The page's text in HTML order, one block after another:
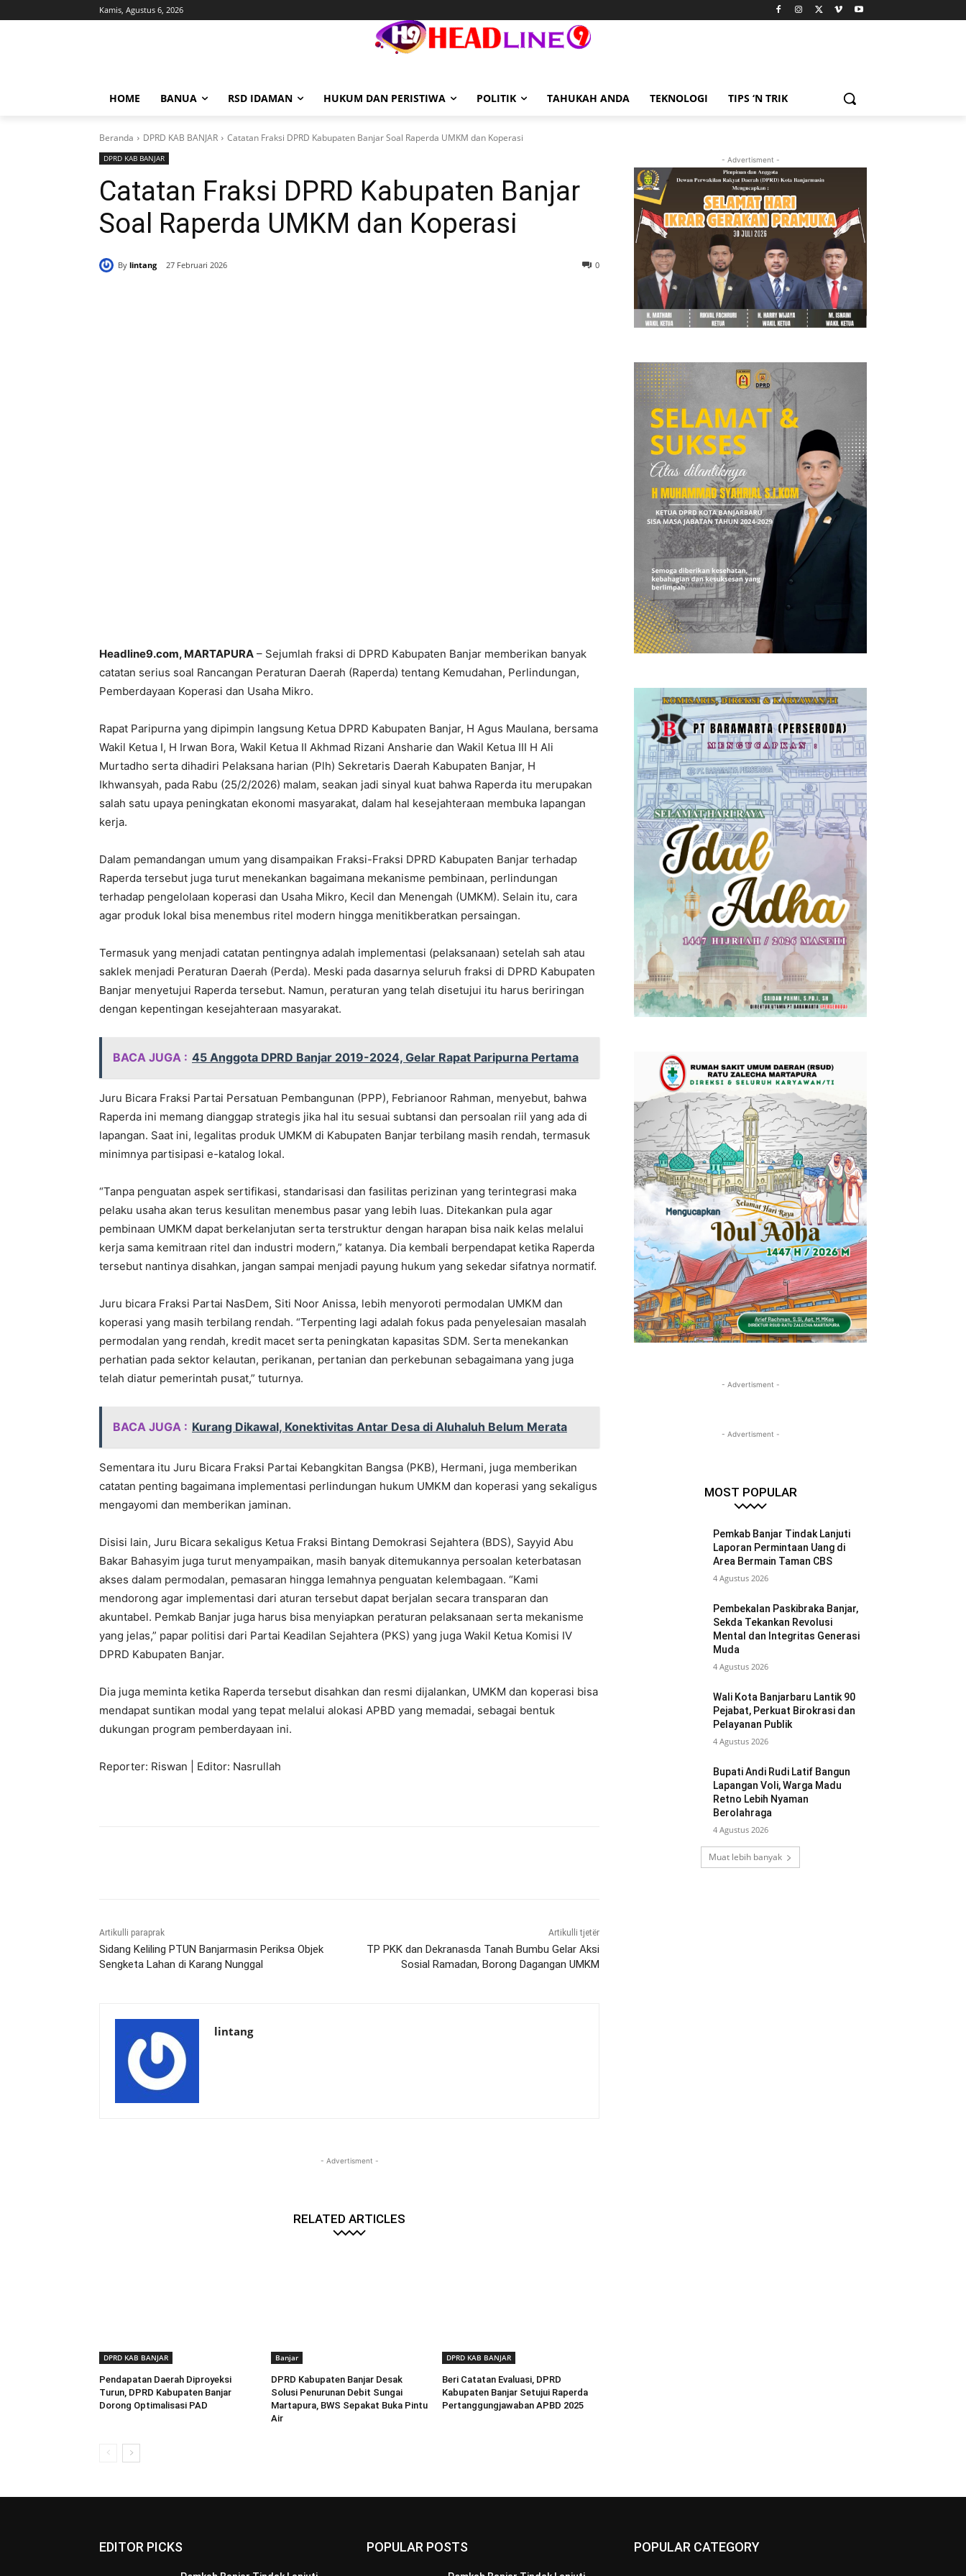
Kamis, Agustus 6, 2026
HOME BANUA RSD IDAMAN HUKUM DAN PERISTIWA POLITIK TAHUKAH ANDA TEKNOLOGI TIPS ‘N TRIK
Beranda DPRD KAB BANJAR Catatan Fraksi DPRD Kabupaten Banjar Soal Raperda UMKM dan Koperasi
DPRD KAB BANJAR
Catatan Fraksi DPRD Kabupaten Banjar
Soal Raperda UMKM dan Koperasi
By lintang 27 Februari 2026 0
Headline9.com, MARTAPURA – Sejumlah fraksi di DPRD Kabupaten Banjar memberikan banyak
catatan serius soal Rancangan Peraturan Daerah (Raperda) tentang Kemudahan, Perlindungan,
Pemberdayaan Koperasi dan Usaha Mikro.
Rapat Paripurna yang dipimpin langsung Ketua DPRD Kabupaten Banjar, H Agus Maulana, bersama
Wakil Ketua I, H Irwan Bora, Wakil Ketua II Akhmad Rizani Ansharie dan Wakil Ketua III H Ali
Murtadho serta dihadiri Pelaksana harian (Plh) Sekretaris Daerah Kabupaten Banjar, H
Ikhwansyah, pada Rabu (25/2/2026) malam, seakan jadi sinyal kuat bahwa Raperda itu merupakan
salah satu upaya peningkatan ekonomi masyarakat, dalam hal kesejahteraan membuka lapangan
kerja.
Dalam pemandangan umum yang disampaikan Fraksi-Fraksi DPRD Kabupaten Banjar terhadap
Raperda tersebut juga turut menekankan bagaimana mekanisme pembinaan, perlindungan
terhadap pengelolaan koperasi dan Usaha Mikro, Kecil dan Menengah (UMKM). Selain itu, cara
agar produk lokal bisa menembus ritel modern hingga menitikberatkan persaingan.
Termasuk yang menjadi catatan pentingnya adalah implementasi (pelaksanaan) setelah sah atau
saklek menjadi Peraturan Daerah (Perda). Meski pada dasarnya seluruh fraksi di DPRD Kabupaten
Banjar menyetujui Raperda tersebut. Namun, peraturan yang telah disetujui itu harus beriringan
dengan kepentingan kesejahteraan masyarakat.
BACA JUGA : 45 Anggota DPRD Banjar 2019-2024, Gelar Rapat Paripurna Pertama
Juru Bicara Fraksi Partai Persatuan Pembangunan (PPP), Febrianoor Rahman, menyebut, bahwa
Raperda ini memang dianggap strategis jika hal itu sesuai subtansi dan persoalan riil yang ada di
lapangan. Saat ini, legalitas produk UMKM di Kabupaten Banjar terbilang masih rendah, termasuk
minimnya partisipasi e-katalog lokal.
“Tanpa penguatan aspek sertifikasi, standarisasi dan fasilitas perizinan yang terintegrasi maka
pelaku usaha akan terus kesulitan menembus pasar yang lebih luas. Ditekankan pula agar
pembinaan UMKM dapat berkelanjutan serta terstruktur dengan harapan bisa naik kelas melalui
kerja sama kemitraan ritel dan industri modern,” katanya. Dia kembali berpendapat ketika Raperda
tersebut nantinya disahkan, jangan sampai menjadi payung hukum yang sekedar sifatnya normatif.
Juru bicara Fraksi Partai NasDem, Siti Noor Anissa, lebih menyoroti permodalan UMKM dan
koperasi yang masih terbilang rendah. “Terpenting lagi adalah fokus pada penyelesaian masalah
permodalan yang rendah, kredit macet serta peningkatan kapasitas SDM. Serta menekankan
perhatian pada sektor kelautan, perikanan, pertanian dan perkebunan sebagaimana yang juga
telah diatur pemerintah pusat,” tuturnya.
BACA JUGA : Kurang Dikawal, Konektivitas Antar Desa di Aluhaluh Belum Merata
Sementara itu Juru Bicara Fraksi Partai Kebangkitan Bangsa (PKB), Hermani, juga memberikan
catatan penting bagaimana implementasi perlindungan hukum UMKM dan koperasi yang sekaligus
mengayomi dan memberikan jaminan.
Disisi lain, Juru Bicara sekaligus Ketua Fraksi Bintang Demokrasi Sejahtera (BDS), Sayyid Abu
Bakar Bahasyim juga turut menyampaikan, masih banyak ditemukannya persoalan keterbatasan
akses dalam permodalan, pemasaran hingga lemahnya penguatan kelembagaan. “Kami
mendorong agar implementasi dari aturan tersebut dapat berjalan secara transparan dan
akuntabel. Pemkab Banjar juga harus bisa menyiapkan peraturan pelaksanaan serta mekanisme
yang jelas,” papar politisi dari Partai Keadilan Sejahtera (PKS) yang juga Wakil Ketua Komisi IV
DPRD Kabupaten Banjar.
Dia juga meminta ketika Raperda tersebut disahkan dan resmi dijalankan, UMKM dan koperasi bisa
mendapat suntikan modal yang tepat melalui alokasi APBD yang memadai, sebagai bentuk
dukungan program pemberdayaan ini.
Reporter: Riswan | Editor: Nasrullah
Artikulli paraprak
Sidang Keliling PTUN Banjarmasin Periksa Objek
Sengketa Lahan di Karang Nunggal
Artikulli tjetër
TP PKK dan Dekranasda Tanah Bumbu Gelar Aksi
Sosial Ramadan, Borong Dagangan UMKM
lintang
- Advertisment -
RELATED ARTICLES
DPRD KAB BANJAR
Pendapatan Daerah Diproyeksi
Turun, DPRD Kabupaten Banjar
Dorong Optimalisasi PAD
Banjar
DPRD Kabupaten Banjar Desak
Solusi Penurunan Debit Sungai
Martapura, BWS Sepakat Buka Pintu
Air
DPRD KAB BANJAR
Beri Catatan Evaluasi, DPRD
Kabupaten Banjar Setujui Raperda
Pertanggungjawaban APBD 2025
- Advertisment -
- Advertisment -
- Advertisment -
MOST POPULAR
Pemkab Banjar Tindak Lanjuti
Laporan Permintaan Uang di
Area Bermain Taman CBS
4 Agustus 2026
Pembekalan Paskibraka Banjar,
Sekda Tekankan Revolusi
Mental dan Integritas Generasi
Muda
4 Agustus 2026
Wali Kota Banjarbaru Lantik 90
Pejabat, Perkuat Birokrasi dan
Pelayanan Publik
4 Agustus 2026
Bupati Andi Rudi Latif Bangun
Lapangan Voli, Warga Madu
Retno Lebih Nyaman
Berolahraga
4 Agustus 2026
Muat lebih banyak
EDITOR PICKS POPULAR POSTS POPULAR CATEGORY